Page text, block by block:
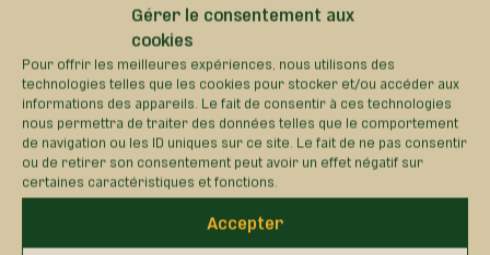
Gérer le consentement aux
cookies
Pour offrir les meilleures expériences, nous utilisons des
technologies telles que les cookies pour stocker et/ou accéder aux
informations des appareils. Le fait de consentir à ces technologies
nous permettra de traiter des données telles que le comportement
de navigation ou les ID uniques sur ce site. Le fait de ne pas consentir
ou de retirer son consentement peut avoir un effet négatif sur
certaines caractéristiques et fonctions.
Accepter
VERGER DE LA FALAISE
Verger de la Falaise – Propre, charmant et plein de
surprises! Ce verger se distingue par ses allées
impeccables et son ambiance soignée. Cueillez parmi
11 variétés de pommes, puis rendez-vous au fond du
verger pour saluer, lorsque présents, les petits
animaux de la ferme! Lapins adorables, décor
bucolique et propreté exemplaire : un lieu parfait
pour une sortie familiale magique.